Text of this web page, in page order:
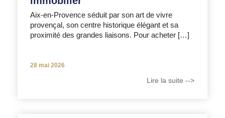
Aix-en-Provence séduit par son art de vivre
provençal, son centre historique élégant et sa
proximité des grandes liaisons. Pour acheter […]
28 mai 2026
Lire la suite -->